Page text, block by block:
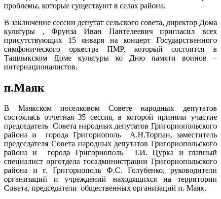
проблемы, которые существуют в селах района.
В заключение сессии депутат сельского совета, директор Дома
культуры , Фрунза Иван Пантелеевич пригласил всех
присутствующих 15 января на концерт Государственного
симфонического оркестра ПМР, который состоится в
Ташлыкском Доме культуры ко Дню памяти воинов –
интернационалистов.
п.Маяк
В Маякском поселковом Совете народных депутатов
состоялась отчетная 35 сессия, в которой приняли участие
председатель Совета народных депутатов Григориопольского
района и города Григориополь А.Н.Торпан, заместитель
председателя Совета народных депутатов Григориопольского
района и города Григориополь Т.И. Цурка и главный
специалист орготдела госадминистрации Григориопольского
района и г. Григориополь Ф.С. Голубенко, руководители
организаций и учреждений находящихся на территории
Совета, председатели общественных организаций п. Маяк.